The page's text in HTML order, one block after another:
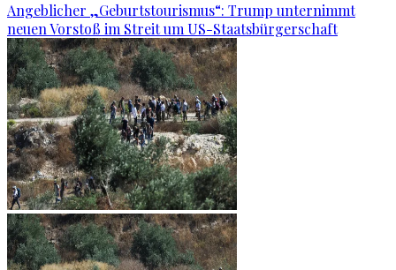
Angeblicher „Geburtstourismus“: Trump unternimmt
neuen Vorstoß im Streit um US-Staatsbürgerschaft